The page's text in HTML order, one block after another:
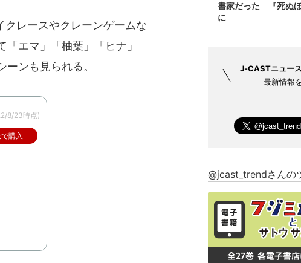
レースやクレーンゲームな
エマ」「柚葉」「ヒナ」
ンも見られる。
8/23時点)
購入
書家だった 『死ぬ
に
J-CASTニュース
最新情報
@jcast_trendさんの